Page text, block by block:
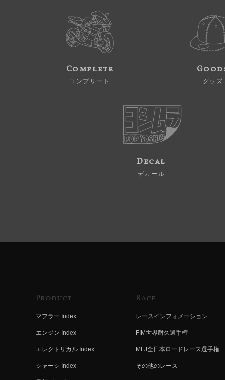
Complete
コンプリート グッズ
Decal
デカール
Product
マフラー Index
エンジン Index
エレクトリカル Index
シャーシ Index
Race
レースインフォメーション
FIM世界耐久選手権
MFJ全日本ロードレース選手権
その他のレース